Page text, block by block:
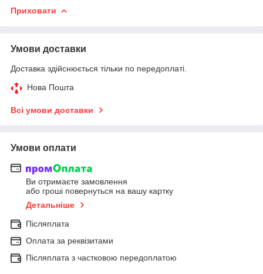
Приховати
Умови доставки
Доставка здійснюється тільки по передоплаті.
Нова Пошта
Всі умови доставки
Умови оплати
Ви отримаєте замовлення
або гроші повернуться на вашу картку
Детальніше
Післяплата
Оплата за реквізитами
Післяплата з частковою передоплатою